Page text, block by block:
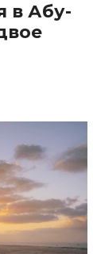
в Абу-